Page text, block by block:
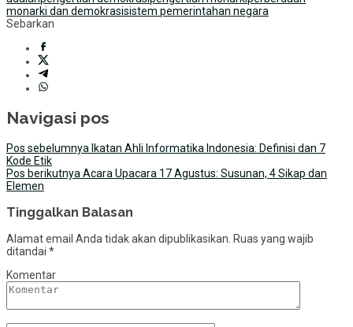
monarki dan demokrasisistem pemerintahan negara
Sebarkan
Navigasi pos
Pos sebelumnya Ikatan Ahli Informatika Indonesia: Definisi dan 7
Kode Etik
Pos berikutnya Acara Upacara 17 Agustus: Susunan, 4 Sikap dan
Elemen
Tinggalkan Balasan
Alamat email Anda tidak akan dipublikasikan. Ruas yang wajib
ditandai *
Komentar